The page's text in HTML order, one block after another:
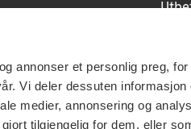
annonser et personlig preg,
Vi deler dessuten
medier, annonsering og
tilgjengelig for dem, eller
Last